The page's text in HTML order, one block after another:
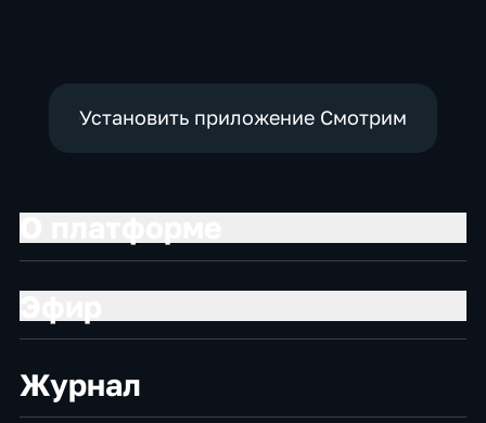
Установить приложение Смотрим
Журнал